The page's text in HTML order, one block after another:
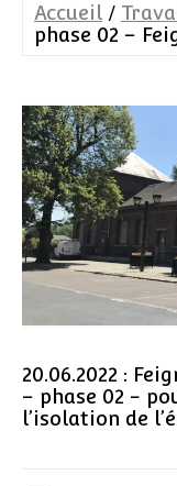
Accueil
phase 02 –
20.06.2022 :
– phase 02 -
l’isolation de